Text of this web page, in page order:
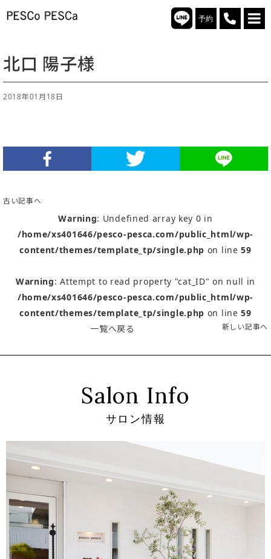
予約
北口 陽子様
2018年01月18日
古い記事へ
Warning: Undefined array key 0 in
/home/xs401646/pesco-pesca.com/public_html/wp-
content/themes/template_tp/single.php on line59
Warning: Attempt to read property "cat_ID" on null in
/home/xs401646/pesco-pesca.com/public_html/wp-
content/themes/template_tp/single.php on line59
一覧へ戻る
新しい記事へ
Salon Info
サロン情報